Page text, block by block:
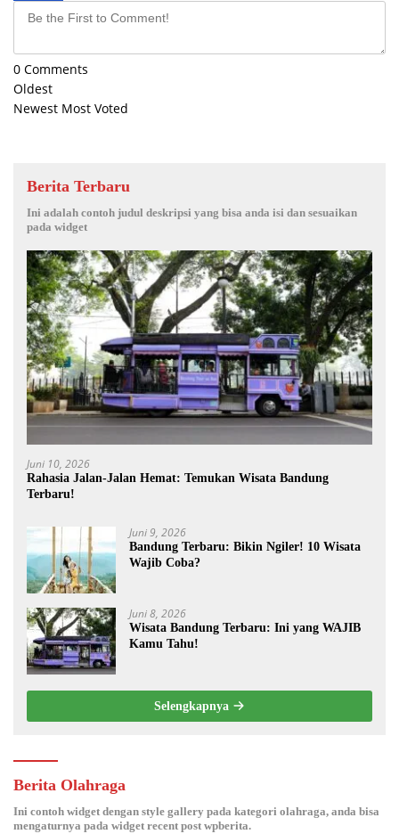
0 Comments
Oldest
Newest Most Voted
Berita Terbaru
Ini adalah contoh judul deskripsi yang bisa anda isi dan sesuaikan
pada widget
Juni 10, 2026
Rahasia Jalan-Jalan Hemat: Temukan Wisata Bandung
Terbaru!
Juni 9, 2026
Bandung Terbaru: Bikin Ngiler! 10 Wisata
Wajib Coba?
Juni 8, 2026
Wisata Bandung Terbaru: Ini yang WAJIB
Kamu Tahu!
Selengkapnya
Berita Olahraga
Ini contoh widget dengan style gallery pada kategori olahraga, anda bisa
mengaturnya pada widget recent post wpberita.